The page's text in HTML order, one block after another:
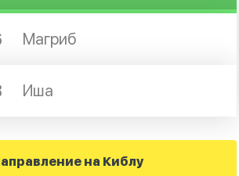
Магриб
Иша
на Киблу